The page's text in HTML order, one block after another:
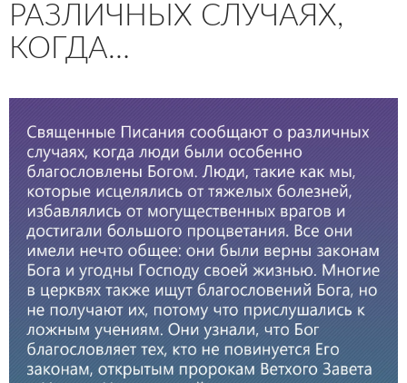
РАЗЛИЧНЫХ СЛУЧАЯХ,
КОГДА…